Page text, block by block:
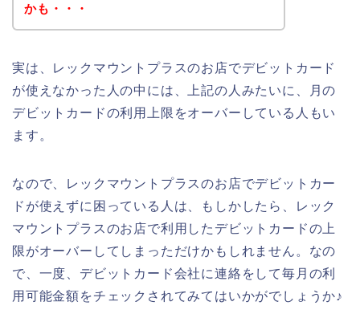
かも・・・
実は、レックマウントプラスのお店でデビットカード
が使えなかった人の中には、上記の人みたいに、月の
デビットカードの利用上限をオーバーしている人もい
ます。
なので、レックマウントプラスのお店でデビットカー
ドが使えずに困っている人は、もしかしたら、レック
マウントプラスのお店で利用したデビットカードの上
限がオーバーしてしまっただけかもしれません。なの
で、一度、デビットカード会社に連絡をして毎月の利
用可能金額をチェックされてみてはいかがでしょうか♪